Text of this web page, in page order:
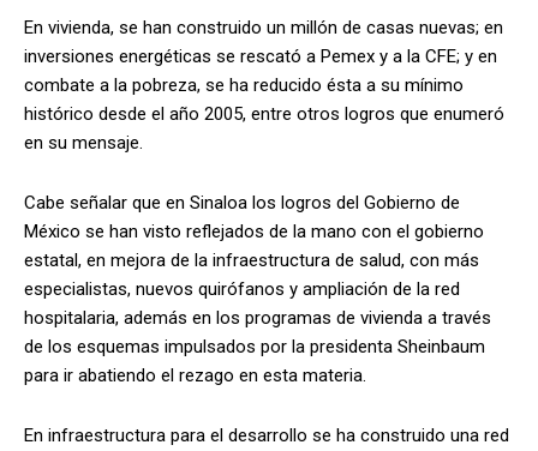
En vivienda, se han construido un millón de casas nuevas; en
inversiones energéticas se rescató a Pemex y a la CFE; y en
combate a la pobreza, se ha reducido ésta a su mínimo
histórico desde el año 2005, entre otros logros que enumeró
en su mensaje.
Cabe señalar que en Sinaloa los logros del Gobierno de
México se han visto reflejados de la mano con el gobierno
estatal, en mejora de la infraestructura de salud, con más
especialistas, nuevos quirófanos y ampliación de la red
hospitalaria, además en los programas de vivienda a través
de los esquemas impulsados por la presidenta Sheinbaum
para ir abatiendo el rezago en esta materia.
En infraestructura para el desarrollo se ha construido una red